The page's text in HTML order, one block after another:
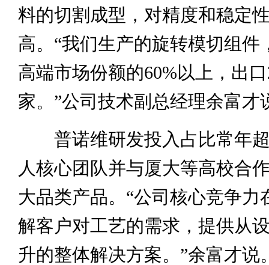
料的切割成型，对精度和稳定
高。“我们生产的旋转模切组件
高端市场份额的60%以上，出
家。”公司技术副总经理余富才
普诺维研发投入占比常年超
人核心团队并与厦大等高校合
大品类产品。“公司核心竞争力
解客户对工艺的需求，提供从
升的整体解决方案。”余富才说